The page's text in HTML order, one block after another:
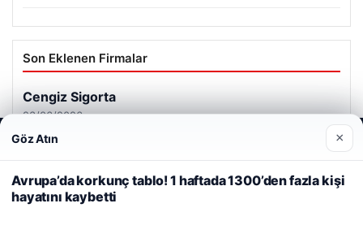
Son Eklenen Firmalar
Cengiz Sigorta
23/06/2026
Web sitemizi nasıl kullandığınızı daha iyi anlayabilmek,
deneyiminizi kişiselleştirmek ve geliştirmek amacıyla çerezler
kullanıyoruz.
Çerez Politikamız
Reddet Kabul Et
Göz Atın ×
Avrupa’da korkunç tablo! 1 haftada 1300’den fazla kişi
hayatını kaybetti